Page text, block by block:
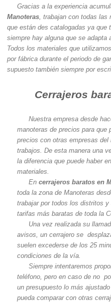
Gracias a la experiencia
Manoteras , trabajan con todas
que están des catalogadas ya
siempre hay alguna que se adapta
Todos los materiales que
por fábrica durante el periodo de
supuesto también siempre por
Cerrajeros
Nuestra empresa desde
manoteras de precios para que
precios con otras empresas
trabajos. De esta manera una
la diferencia que puede haber
materiales.
Encerrajeros baratos en
toda la zona de Manoteras
trabajar por todos los distritos
tarifas más baratas de toda la
Una vez realizada su
avisos, un cerrajero se
suelen excederse de los 25
condiciones de la vía.
Siempre intentaremos
teléfono, pero en caso de no
un presupuesto lo más
pueda comparar con otras